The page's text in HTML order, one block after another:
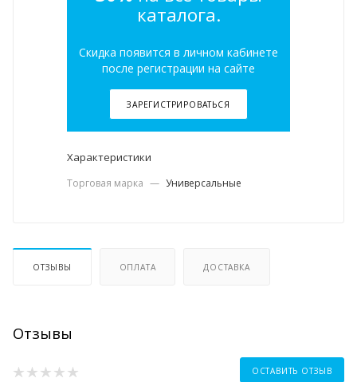
каталога.
Скидка появится в личном кабинете
после регистрации на сайте
ЗАРЕГИСТРИРОВАТЬСЯ
Характеристики
Торговая марка — Универсальные
ОТЗЫВЫ ОПЛАТА ДОСТАВКА
Отзывы
ОСТАВИТЬ ОТЗЫВ